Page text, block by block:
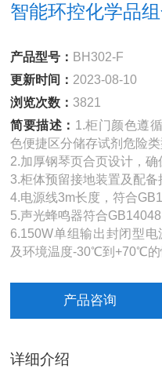
智能环控化学品
产品型号： BH302-F
更新时间： 2023-08-10
浏览次数：3821
简要描述： 1.柜门颜色遵
色便捷区分储存试剂危险类
2.加厚钢琴页合页设计，确
3.柜体预留接地装置及配备
4.电源线3m长度，符合
5.声光蜂鸣器符合GB14048
6.150W单组输出封闭型
及环境温度-30℃到+70℃的
产品咨询
详细介绍